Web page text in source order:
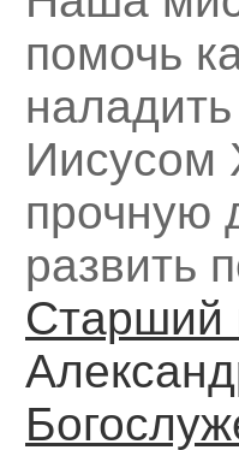
помочь
Иисусом
прочную
развить
Старший